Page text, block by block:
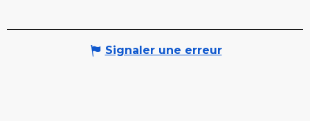
Signaler une erreur